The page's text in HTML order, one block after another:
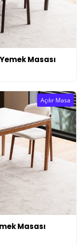
Masası
Masası
Açılır Masa